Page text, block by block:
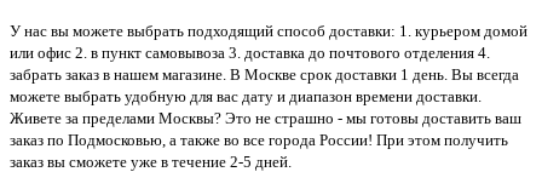
У нас вы можете выбрать подходящий способ доставки: 1. курьером домой
или офис 2. в пункт самовывоза 3. доставка до почтового отделения 4.
забрать заказ в нашем магазине. В Москве срок доставки 1 день. Вы всегда
можете выбрать удобную для вас дату и диапазон времени доставки.
Живете за пределами Москвы? Это не страшно - мы готовы доставить ваш
заказ по Подмосковью, а также во все города России! При этом получить
заказ вы сможете уже в течение 2-5 дней.